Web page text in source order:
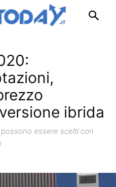
ibrida
essere scelti con